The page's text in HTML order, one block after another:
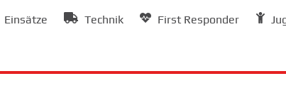
Einsätze Technik First Responder